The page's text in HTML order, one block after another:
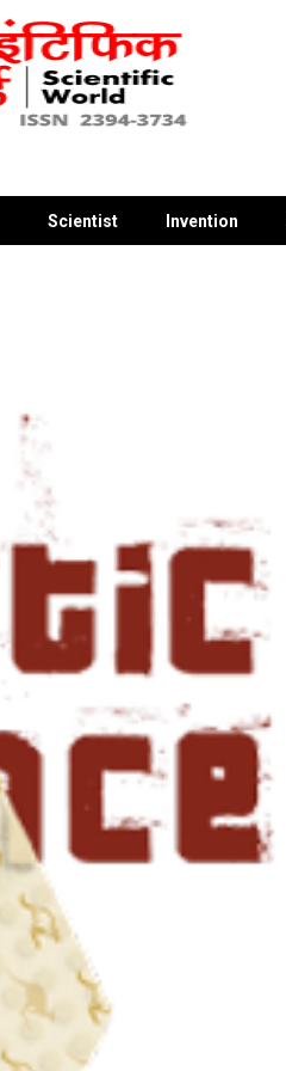
Scientist Invention